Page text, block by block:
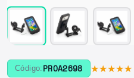
Código: PROA2698 ★★★★★